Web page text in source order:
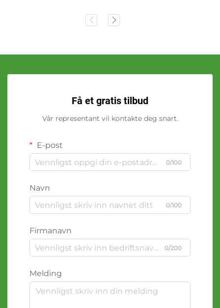
Få et gratis tilbud
Vår representant vil kontakte deg snart.
E-post
0/100
Navn
0/100
Firmanavn
0/200
Melding